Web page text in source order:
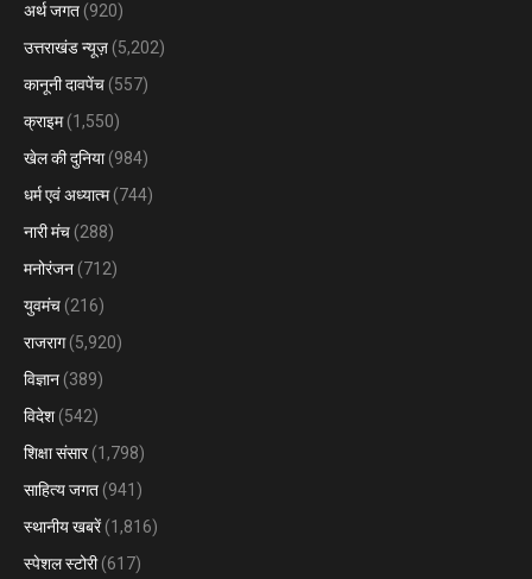
अर्थ जगत (920)
उत्तराखंड न्यूज़ (5,202)
कानूनी दावपेंच (557)
क्राइम(1,550)
खेल की दुनिया(984)
धर्म एवं अध्यात्म(744)
नारी मंच (288)
मनोरंजन (712)
युवमंच (216)
राजराग(5,920)
विज्ञान (389)
विदेश (542)
शिक्षा संसार(1,798)
साहित्य जगत (941)
स्थानीय खबरें(1,816)
स्पेशल स्टोरी(617)